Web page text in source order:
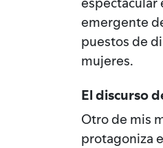
emergente
puestos de
mujeres.
El discurso
Otro de mis
protagoniza